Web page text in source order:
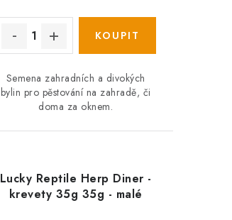
Semena zahradních a divokých
bylin pro pěstování na zahradě, či
doma za oknem.
Lucky Reptile Herp Diner -
krevety 35g 35g - malé